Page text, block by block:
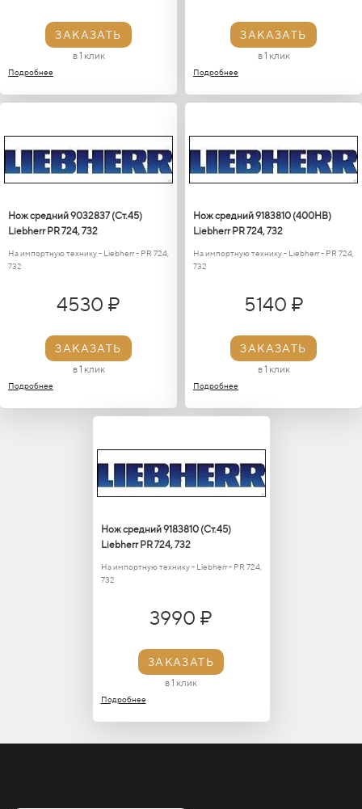
ЗАКАЗАТЬ
в 1 клик
Подробнее
ЗАКАЗАТЬ
в 1 клик
Подробнее
Нож средний 9032837 (Ст.45)
Liebherr PR 724, 732
На импортную технику - Liebherr - PR 724,
732
4530 ₽
ЗАКАЗАТЬ
в 1 клик
Подробнее
Нож средний 9183810 (400HB)
Liebherr PR 724, 732
На импортную технику - Liebherr - PR 724,
732
5140 ₽
ЗАКАЗАТЬ
в 1 клик
Подробнее
Нож средний 9183810 (Ст.45)
Liebherr PR 724, 732
На импортную технику - Liebherr - PR 724,
732
3990 ₽
ЗАКАЗАТЬ
в 1 клик
Подробнее